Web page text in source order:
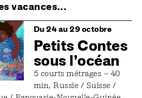
vacances...
Du 24 au 29 octobre
Petits Contes
sous l’océan
5 courts métrages – 40
min, Russie / Suisse /